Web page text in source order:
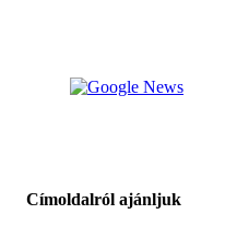
Címoldalról ajánljuk